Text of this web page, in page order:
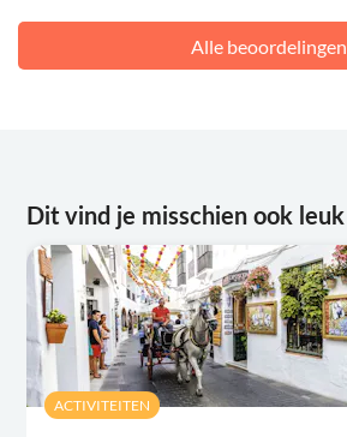
Alle beoordelingen
Dit vind je misschien ook leuk
ACTIVITEITEN